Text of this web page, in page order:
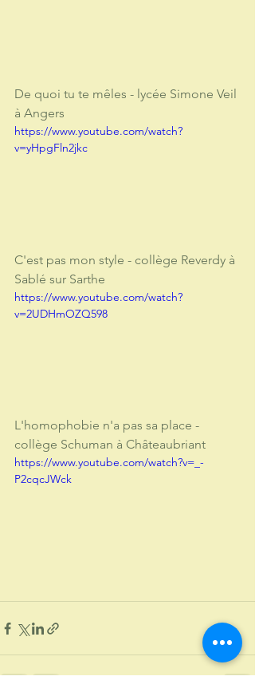
De quoi tu te mêles - lycée Simone Veil
à Angers
https://www.youtube.com/watch?
v=yHpgFln2jkc
C'est pas mon style - collège Reverdy à
Sablé sur Sarthe
https://www.youtube.com/watch?
v=2UDHmOZQ598
L'homophobie n'a pas sa place -
collège Schuman à Châteaubriant
https://www.youtube.com/watch?v=_-
P2cqcJWck